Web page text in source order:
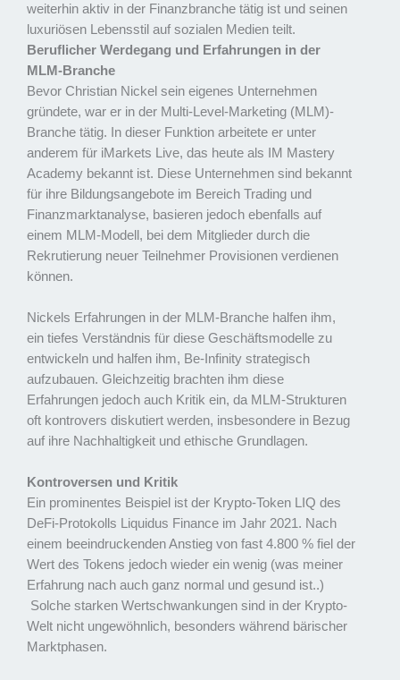
weiterhin aktiv in der Finanzbranche tätig ist und seinen
luxuriösen Lebensstil auf sozialen Medien teilt.
Beruflicher Werdegang und Erfahrungen in der
MLM-Branche
Bevor Christian Nickel sein eigenes Unternehmen
gründete, war er in der Multi-Level-Marketing (MLM)-
Branche tätig. In dieser Funktion arbeitete er unter
anderem für iMarkets Live, das heute als IM Mastery
Academy bekannt ist. Diese Unternehmen sind bekannt
für ihre Bildungsangebote im Bereich Trading und
Finanzmarktanalyse, basieren jedoch ebenfalls auf
einem MLM-Modell, bei dem Mitglieder durch die
Rekrutierung neuer Teilnehmer Provisionen verdienen
können.
Nickels Erfahrungen in der MLM-Branche halfen ihm,
ein tiefes Verständnis für diese Geschäftsmodelle zu
entwickeln und halfen ihm, Be-Infinity strategisch
aufzubauen. Gleichzeitig brachten ihm diese
Erfahrungen jedoch auch Kritik ein, da MLM-Strukturen
oft kontrovers diskutiert werden, insbesondere in Bezug
auf ihre Nachhaltigkeit und ethische Grundlagen.
Kontroversen und Kritik
Ein prominentes Beispiel ist der Krypto-Token LIQ des
DeFi-Protokolls Liquidus Finance im Jahr 2021. Nach
einem beeindruckenden Anstieg von fast 4.800 % fiel der
Wert des Tokens jedoch wieder ein wenig (was meiner
Erfahrung nach auch ganz normal und gesund ist..)
Solche starken Wertschwankungen sind in der Krypto-
Welt nicht ungewöhnlich, besonders während bärischer
Marktphasen.